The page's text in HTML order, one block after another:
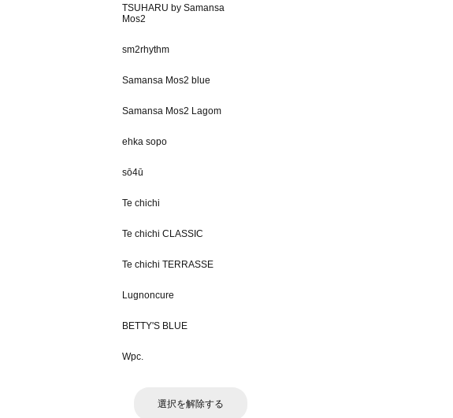
TSUHARU by Samansa
Mos2
sm2rhythm
Samansa Mos2 blue
Samansa Mos2 Lagom
ehka sopo
sō4ū
Te chichi
Te chichi CLASSIC
Te chichi TERRASSE
Lugnoncure
BETTY'S BLUE
Wpc.
選択を解除する